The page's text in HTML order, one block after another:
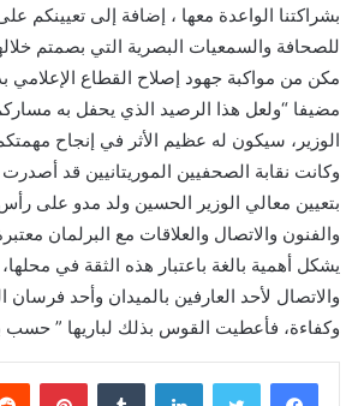
بشراكتنا الواعدة معها ، إضافة إلى تعيينكم
للصحافة والسمعيات البصرية التي بصمتم
مكن من مواكبة جهود إصلاح القطاع الإعلامي
مضيفا “ولعل هذا الرصيد الذي يحفل به
الوزير، سيكون له عظيم الأثر في إنجاح
وكانت نقابة الصحفيين الموريتانيين قد أصدرت
بتعيين معالي الوزير الحسين ولد مدو على رأس
والفنون والاتصال والعلاقات مع البرلمان
يشكل أهمية بالغة باعتبار هذه الثقة في محلها،
والاتصال لأحد العارفين بالميدان وأحد فرسان
وكفاءة، فأعطيت القوس بذلك لباريها ” حسب
لينكدإن